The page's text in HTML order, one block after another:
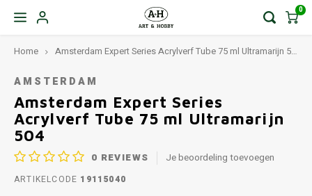
0
Home Amsterdam Expert Series Acrylverf Tube 75 ml Ultramarijn 504
AMSTERDAM
Amsterdam Expert Series
Acrylverf Tube 75 ml Ultramarijn
504
0 REVIEWS Je beoordeling toevoegen
ARTIKELCODE 19115040